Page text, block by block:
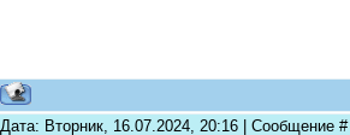
Дата: Вторник, 16.07.2024, 20:16 | Сообщение #